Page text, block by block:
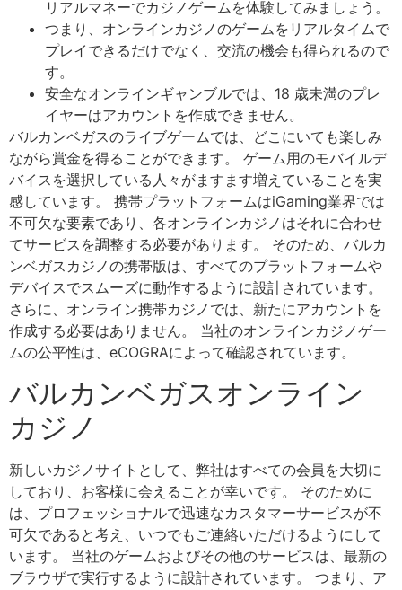
リアルマネーでカジノゲームを体験してみましょう。
つまり、オンラインカジノのゲームをリアルタイムで
プレイできるだけでなく、交流の機会も得られるので
す。
安全なオンラインギャンブルでは、18 歳未満のプレ
イヤーはアカウントを作成できません。
バルカンベガスのライブゲームでは、どこにいても楽しみ
ながら賞金を得ることができます。 ゲーム用のモバイルデ
バイスを選択している人々がますます増えていることを実
感しています。 携帯プラットフォームはiGaming業界では
不可欠な要素であり、各オンラインカジノはそれに合わせ
てサービスを調整する必要があります。 そのため、バルカ
ンベガスカジノの携帯版は、すべてのプラットフォームや
デバイスでスムーズに動作するように設計されています。
さらに、オンライン携帯カジノでは、新たにアカウントを
作成する必要はありません。 当社のオンラインカジノゲー
ムの公平性は、eCOGRAによって確認されています。
バルカンベガスオンライン
カジノ
新しいカジノサイトとして、弊社はすべての会員を大切に
しており、お客様に会えることが幸いです。 そのために
は、プロフェッショナルで迅速なカスタマーサービスが不
可欠であると考え、いつでもご連絡いただけるようにして
います。 当社のゲームおよびその他のサービスは、最新の
ブラウザで実行するように設計されています。 つまり、ア